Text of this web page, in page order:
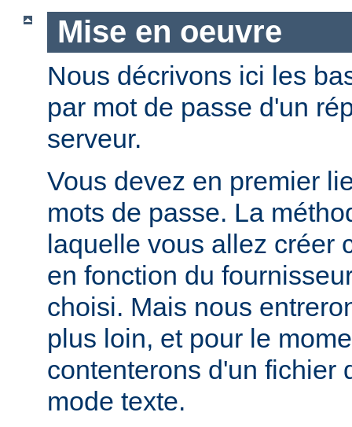
Mise en oeuvre
Nous décrivons ici les
par mot de passe d'un
serveur.
Vous devez en premier
mots de passe. La
laquelle vous allez créer
en fonction du
choisi. Mais nous
plus loin, et pour le
contenterons d'un fichier
mode texte.